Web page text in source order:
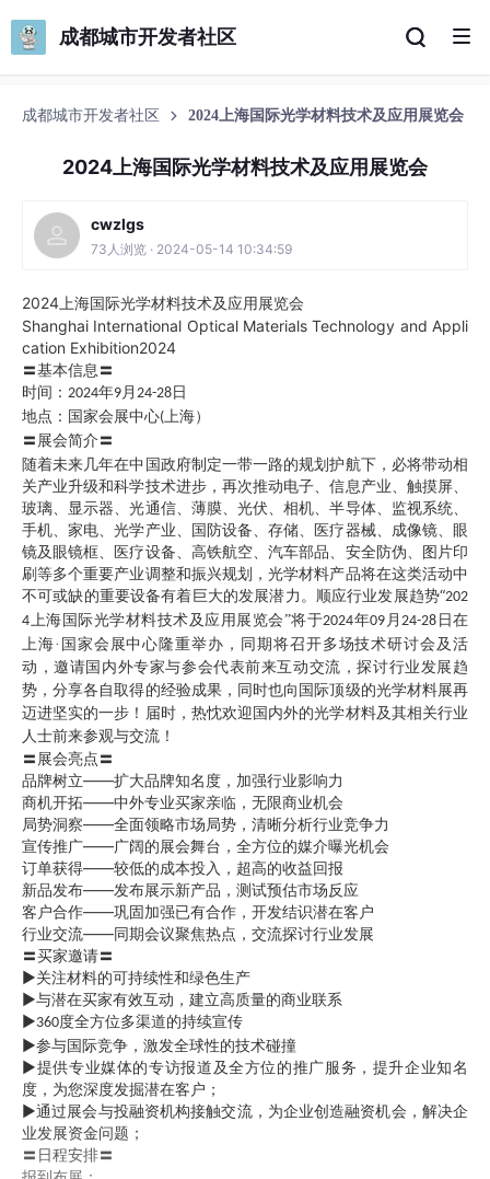
成都城市开发者社区
成都城市开发者社区 2024上海国际光学材料技术及应用展览会
2024上海国际光学材料技术及应用展览会
cwzlgs
73人浏览 · 2024-05-14 10:34:59
2024上海国际光学材料技术及应用展览会
Shanghai International Optical Materials Technology and Appli
cation Exhibition2024
〓基本信息〓
时间： 2024年9月 24-28 日
地点：国家会展中心(上海）
〓展会简介〓
随着未来几年在中国政府制定一带一路的规划护航下，必将带动相
关产业升级和科学技术进步，再次推动电子、信息产业、触摸屏、
玻璃、显示器、光通信、薄膜、光伏、相机、半导体、监视系统、
手机、家电、光学产业、国防设备、存储、医疗器械、成像镜、眼
镜及眼镜框、医疗设备、高铁航空、汽车部品、安全防伪、图片印
刷等多个重要产业调整和振兴规划，光学材料产品将在这类活动中
不可或缺的重要设备有着巨大的发展潜力。顺应行业发展趋势“202
4上海国际光学材料技术及应用展览会”将于2024年09 月 24-28 日在
上海·国家会展中心隆重举办，同期将召开多场技术研讨会及活
动，邀请国内外专家与参会代表前来互动交流，探讨行业发展趋
势，分享各自取得的经验成果，同时也向国际顶级的光学材料展再
迈进坚实的一步！届时，热忱欢迎国内外的光学材料及其相关行业
人士前来参观与交流！
〓展会亮点〓
品牌树立——扩大品牌知名度，加强行业影响力
商机开拓——中外专业买家亲临，无限商业机会
局势洞察——全面领略市场局势，清晰分析行业竞争力
宣传推广——广阔的展会舞台，全方位的媒介曝光机会
订单获得——较低的成本投入，超高的收益回报
新品发布——发布展示新产品，测试预估市场反应
客户合作——巩固加强已有合作，开发结识潜在客户
行业交流——同期会议聚焦热点，交流探讨行业发展
〓买家邀请〓
►关注材料的可持续性和绿色生产
►与潜在买家有效互动，建立高质量的商业联系
►360度全方位多渠道的持续宣传
►参与国际竞争，激发全球性的技术碰撞
►提供专业媒体的专访报道及全方位的推广服务，提升企业知名
度，为您深度发掘潜在客户；
►通过展会与投融资机构接触交流，为企业创造融资机会，解决企
业发展资金问题；
〓日程安排〓